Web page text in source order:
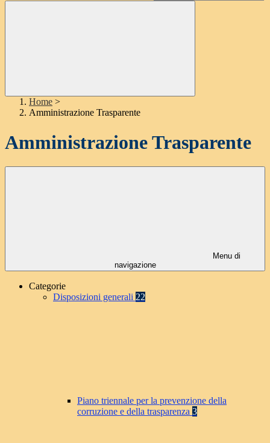
Home >
Amministrazione Trasparente
Amministrazione Trasparente
Menu di
navigazione
Categorie
Disposizioni generali 22
Piano triennale per la prevenzione della
corruzione e della trasparenza 3